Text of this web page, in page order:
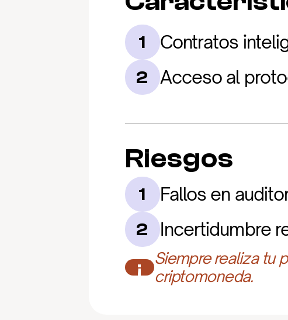
1 Contratos
2 Acceso al
Riesgos
1 Fallos en
2 Incertidumbre
¡
Siempre realiza tu
criptomoneda.